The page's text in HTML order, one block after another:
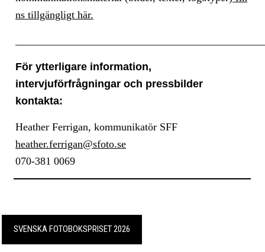
ns tillgängligt här.
För ytterligare information,
intervjuförfrågningar och pressbilder
kontakta:
Heather Ferrigan, kommunikatör SFF
heather.ferrigan@sfoto.se
070-381 0069
SVENSKA FOTOBOKSPRISET 2026